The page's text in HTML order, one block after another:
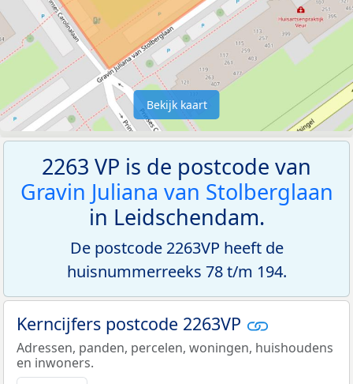
Bekijk kaart
2263 VP is de postcode van
Gravin Juliana van Stolberglaan
in Leidschendam.
De postcode 2263VP heeft de
huisnummerreeks 78 t/m 194.
Kerncijfers postcode 2263VP
Adressen, panden, percelen, woningen, huishoudens
en inwoners.